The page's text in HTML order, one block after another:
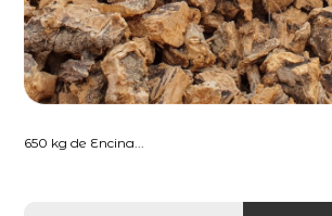
650 kg de Encina...